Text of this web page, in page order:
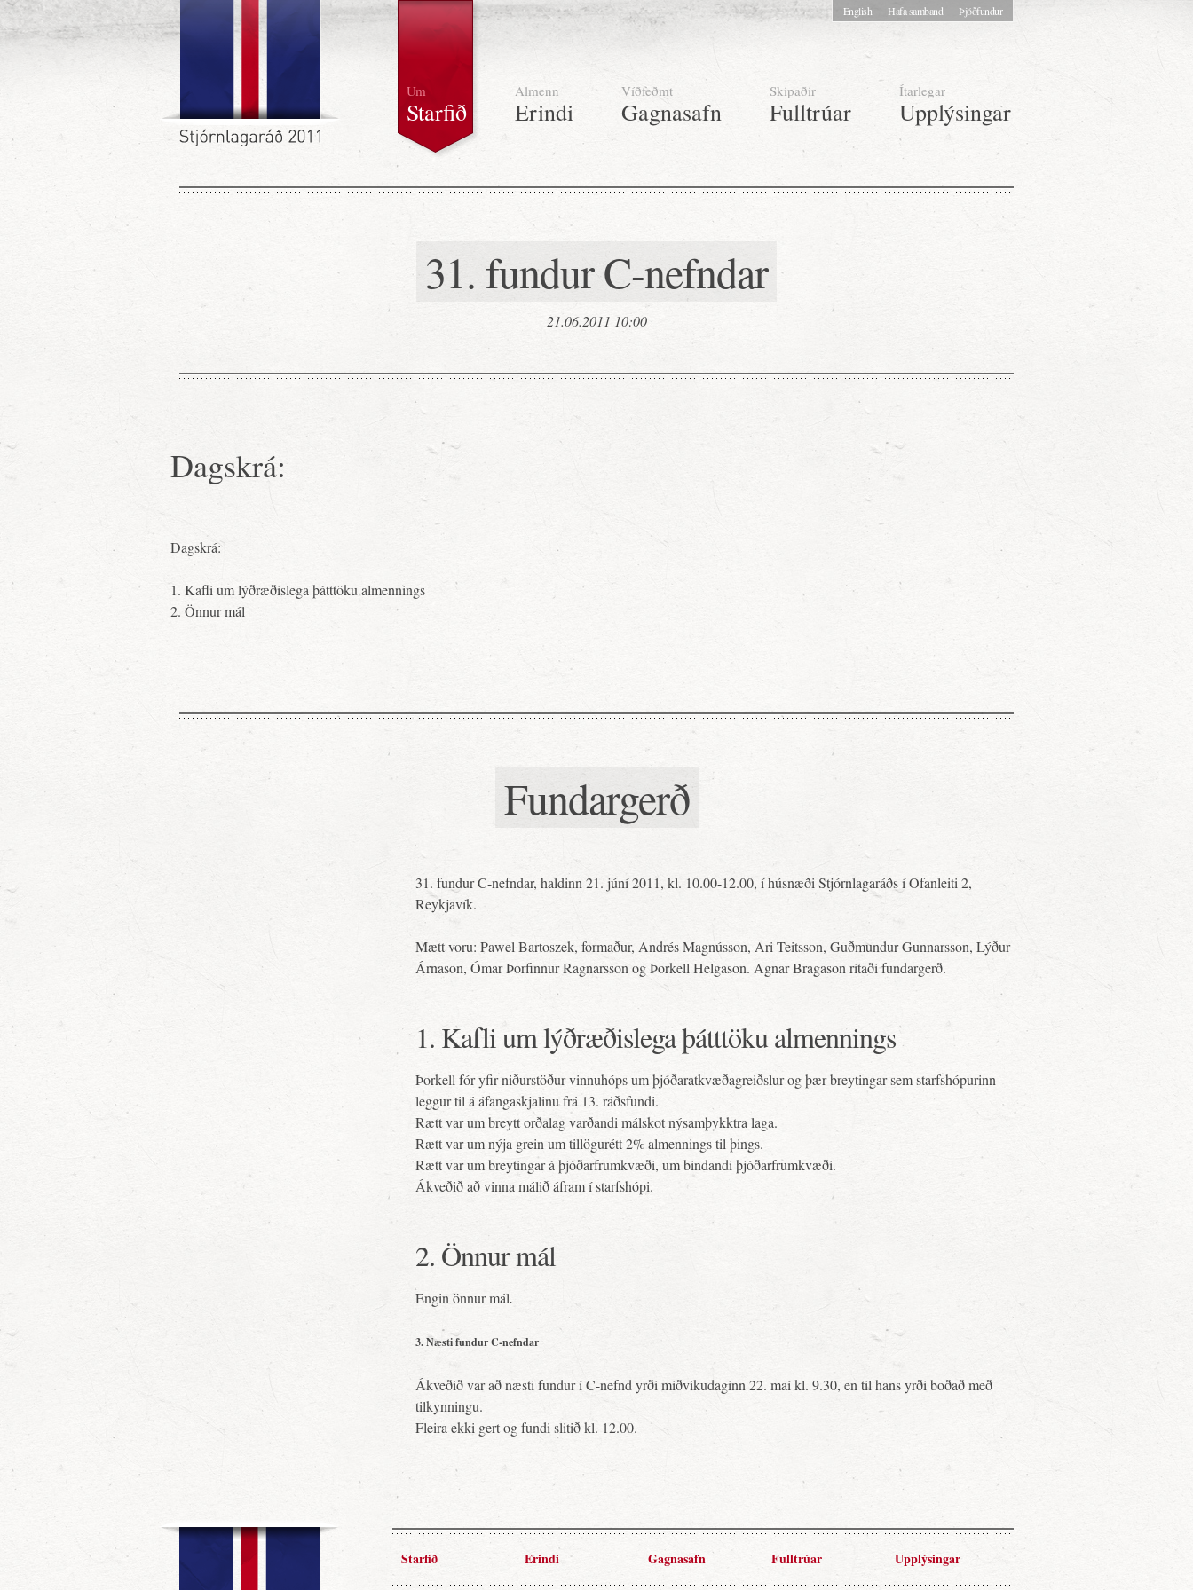
Um
Starfið
Almenn
Erindi
Víðfeðmt
Gagnasafn
Skipaðir
Fulltrúar
Ítarlegar
Upplýsingar
English Hafa samband Þjóðfundur
31. fundur C-nefndar
21.06.2011 10:00
Dagskrá:
Dagskrá:
1. Kafli um lýðræðislega þátttöku almennings
2. Önnur mál
Fundargerð
31. fundur C-nefndar, haldinn 21. júní 2011, kl. 10.00-12.00, í húsnæði Stjórnlagaráðs í Ofanleiti 2,
Reykjavík.
Mætt voru: Pawel Bartoszek, formaður, Andrés Magnússon, Ari Teitsson, Guðmundur Gunnarsson, Lýður
Árnason, Ómar Þorfinnur Ragnarsson og Þorkell Helgason. Agnar Bragason ritaði fundargerð.
1. Kafli um lýðræðislega þátttöku almennings
Þorkell fór yfir niðurstöður vinnuhóps um þjóðaratkvæðagreiðslur og þær breytingar sem starfshópurinn
leggur til á áfangaskjalinu frá 13. ráðsfundi.
Rætt var um breytt orðalag varðandi málskot nýsamþykktra laga.
Rætt var um nýja grein um tillögurétt 2% almennings til þings.
Rætt var um breytingar á þjóðarfrumkvæði, um bindandi þjóðarfrumkvæði.
Ákveðið að vinna málið áfram í starfshópi.
2. Önnur mál
Engin önnur mál.
3. Næsti fundur C-nefndar
Ákveðið var að næsti fundur í C-nefnd yrði miðvikudaginn 22. maí kl. 9.30, en til hans yrði boðað með
tilkynningu.
Fleira ekki gert og fundi slitið kl. 12.00.
Starfið Erindi Gagnasafn Fulltrúar Upplýsingar